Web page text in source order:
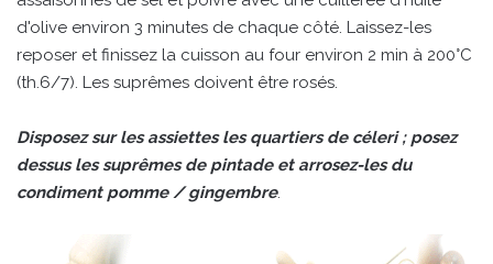
d'olive environ 3 minutes de chaque côté. Laissez-les
reposer et finissez la cuisson au four environ 2 min à 200°C
(th.6/7). Les suprêmes doivent être rosés.
Disposez sur les assiettes les quartiers de céleri ; posez
dessus les suprêmes de pintade et arrosez-les du
condiment pomme / gingembre.